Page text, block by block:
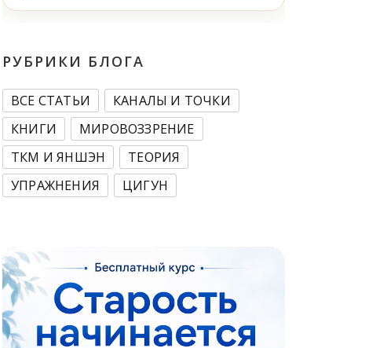
РУБРИКИ БЛОГА
ВСЕ СТАТЬИ
КАНАЛЫ И ТОЧКИ
КНИГИ
МИРОВОЗЗРЕНИЕ
ТКМ И ЯНШЭН
ТЕОРИЯ
УПРАЖНЕНИЯ
ЦИГУН